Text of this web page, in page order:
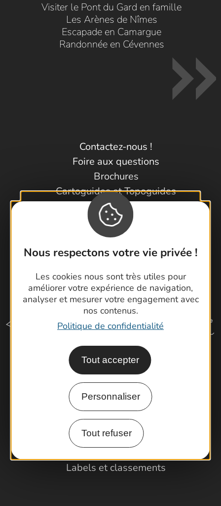
Nous respectons votre vie privée !
Les cookies nous sont très utiles pour
améliorer votre expérience de navigation,
analyser et mesurer votre engagement avec
nos contenus.
Politique de confidentialité
Tout accepter
Personnaliser
Tout refuser
Visiter le Pont du Gard en famille
Les Arènes de Nîmes
Escapade en Camargue
Randonnée en Cévennes
Contactez-nous !
Foire aux questions
Brochures
Cartoguides et Topoguides
Latitude Gard
Comment venir ?
Espace Pro
Observatoire
Partenaires et Pros
Labels et classements